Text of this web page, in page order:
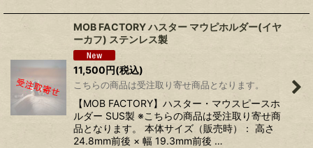
MOB FACTORY ハスター マウピホルダー(イヤ
ーカフ) ステンレス製
11,500円(税込)
こちらの商品は受注取り寄せ商品となります。
【MOB FACTORY】ハスター・マウスピースホ
ルダー SUS製 ※こちらの商品は受注取り寄せ商
品となります。 本体サイズ（販売時）： 高さ
24.8mm前後 × 幅 19.3mm前後 …